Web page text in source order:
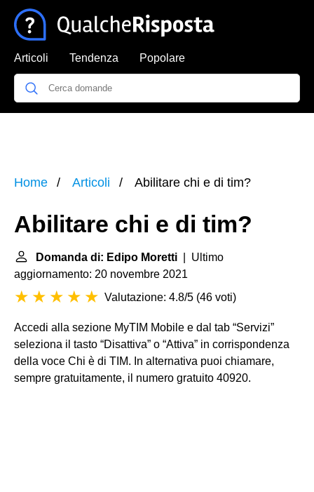
Articoli Tendenza Popolare
Home Articoli Abilitare chi e di tim?
Abilitare chi e di tim?
Domanda di: Edipo Moretti | Ultimo
aggiornamento: 20 novembre 2021
Valutazione: 4.8/5 (46 voti)
Accedi alla sezione MyTIM Mobile e dal tab “Servizi”
seleziona il tasto “Disattiva” o “Attiva” in corrispondenza
della voce Chi è di TIM. In alternativa puoi chiamare,
sempre gratuitamente, il numero gratuito 40920.